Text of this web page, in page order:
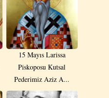
15 Mayıs Larissa
Piskoposu Kutsal
Pederimiz Aziz A...